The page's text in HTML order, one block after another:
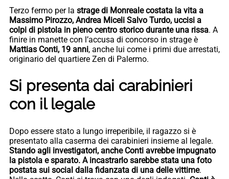
Terzo fermo per la strage di Monreale costata la vita a
Massimo Pirozzo, Andrea Miceli Salvo Turdo, uccisi a
colpi di pistola in pieno centro storico durante una rissa. A
finire in manette con l’accusa di concorso in strage è
Mattias Conti, 19 anni, anche lui come i primi due arrestati,
originario del quartiere Zen di Palermo.
Si presenta dai carabinieri
con il legale
Dopo essere stato a lungo irreperibile, il ragazzo si è
presentato alla caserma dei carabinieri insieme al legale.
Stando agli investigatori, anche Conti avrebbe impugnato
la pistola e sparato. A incastrarlo sarebbe stata una foto
postata sui social dalla fidanzata di una delle vittime.